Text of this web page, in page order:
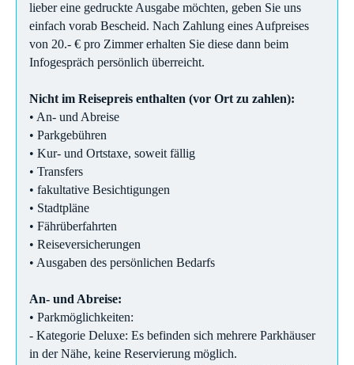
lieber eine gedruckte Ausgabe möchten, geben Sie uns
einfach vorab Bescheid. Nach Zahlung eines Aufpreises
von 20.- € pro Zimmer erhalten Sie diese dann beim
Infogespräch persönlich überreicht.
Nicht im Reisepreis enthalten (vor Ort zu zahlen):
• An- und Abreise
• Parkgebühren
• Kur- und Ortstaxe, soweit fällig
• Transfers
• fakultative Besichtigungen
• Stadtpläne
• Fährüberfahrten
• Reiseversicherungen
• Ausgaben des persönlichen Bedarfs
An- und Abreise:
• Parkmöglichkeiten:
- Kategorie Deluxe: Es befinden sich mehrere Parkhäuser
in der Nähe, keine Reservierung möglich.